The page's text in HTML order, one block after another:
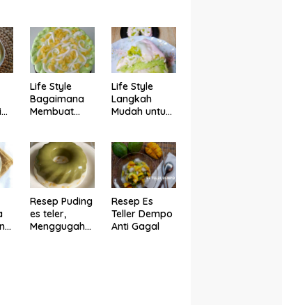
Life Style
Bagaimana
Membuat
Life Style
Langkah
Mudah untuk
Alpukat
Magicom,
Enak Banget
Resep Puding
es teler,
Menggugah
Resep Es
Teller Dempo
Anti Gagal